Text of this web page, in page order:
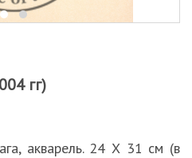
гг)
акварель. 24 Х 31 см (в